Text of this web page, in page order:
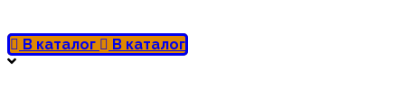
В каталог В каталог